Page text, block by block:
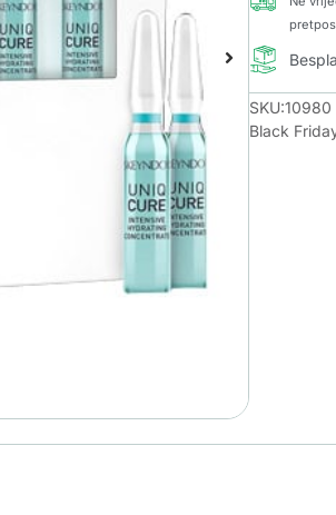
SKU:10980
Black